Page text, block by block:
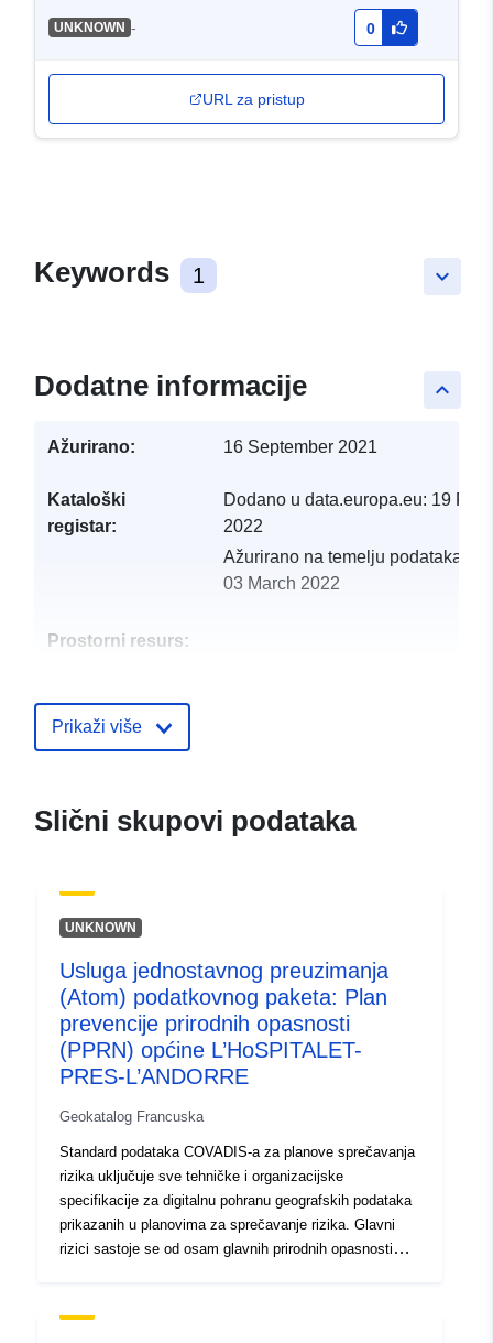
UNKNOWN - 0
URL za pristup
keyboard_arrow_down
Keywords 1
keyboard_arrow_up
Dodatne informacije
Ažurirano: 16 September 2021
Kataloški
registar:
Dodano u data.europa.eu: 19
2022
Ažurirano na temelju
03 March 2022
Prostorni resurs:
53d0aae3e965
Tip:
Resurs:
http://inspire.ec.europa.eu/
codelist/ResourceType/services
Prikaži više
Slični skupovi podataka
UNKNOWN
Usluga jednostavnog preuzimanja
(Atom) podatkovnog paketa: Plan
prevencije prirodnih opasnosti
(PPRN) općine L’HoSPITALET-
PRES-L’ANDORRE
Geokatalog Francuska
Standard podataka COVADIS-a za planove sprečavanja
rizika uključuje sve tehničke i organizacijske
specifikacije za digitalnu pohranu geografskih podataka
prikazanih u planovima za sprečavanje rizika. Glavni
rizici sastoje se od osam glavnih prirodnih opasnosti
obalne opasnosti, lavine, šumski požari, cikloni i oluje te